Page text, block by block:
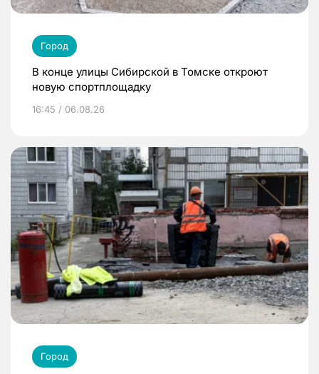
Город
В конце улицы Сибирской в Томске откроют
новую спортплощадку
16:45 / 06.08.26
Город